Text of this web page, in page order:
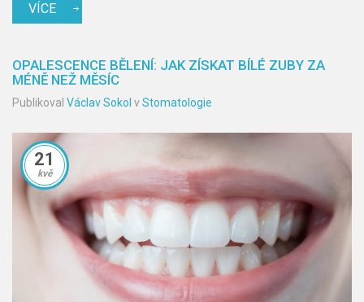
VÍCE
OPALESCENCE BĚLENÍ: JAK ZÍSKAT BÍLÉ ZUBY ZA
MÉNĚ NEŽ MĚSÍC
Publikoval Václav Sokol vStomatologie
21
kvě